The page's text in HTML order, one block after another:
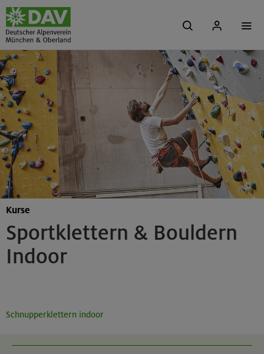
Sportklettern & Bouldern
Indoor
Kurse
Schnupperklettern indoor